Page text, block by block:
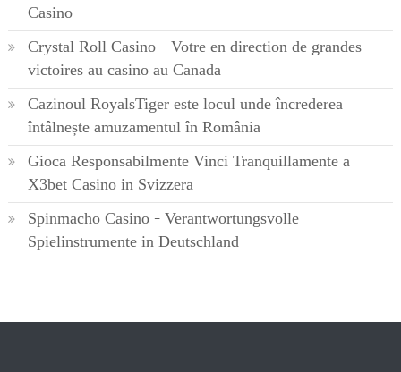
Casino
Crystal Roll Casino – Votre en direction de grandes
victoires au casino au Canada
Cazinoul RoyalsTiger este locul unde încrederea
întâlnește amuzamentul în România
Gioca Responsabilmente Vinci Tranquillamente a
X3bet Casino in Svizzera
Spinmacho Casino – Verantwortungsvolle
Spielinstrumente in Deutschland